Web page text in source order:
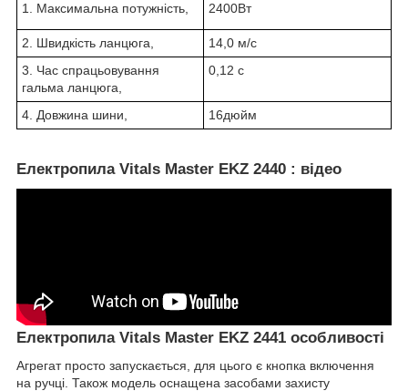
1. Максимальна потужність, 2400Вт
2. Швидкість ланцюга,
14,0 м/с
3. Час спрацьовування
гальма ланцюга,
0,12 с
4. Довжина шини, 16дюйм
Електропила Vitals Master EKZ 2440 : відео
Електропила Vitals Master EKZ 2441 особливості
Агрегат просто запускається, для цього є кнопка включення
на ручці. Також модель оснащена засобами захисту